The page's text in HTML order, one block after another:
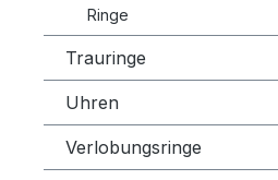
Ringe
Trauringe
Uhren
Verlobungsringe